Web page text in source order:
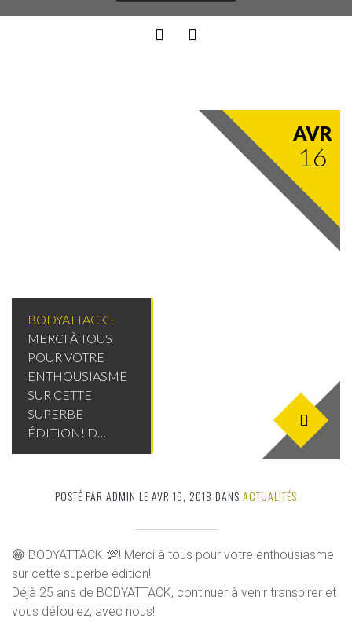
AVR
16
BODYATTACK !
MERCI À TOUS
POUR VOTRE
ENTHOUSIASME
SUR CETTE
SUPERBE
ÉDITION! D…
POSTÉ PAR ADMIN LE AVR 16, 2018 DANS ACTUALITÉS
😁 BODYATTACK 💯! Merci à tous pour votre enthousiasme
sur cette superbe édition!
Déjà 25 ans de BODYATTACK, continuer à venir transpirer et
vous défoulez, avec nous!